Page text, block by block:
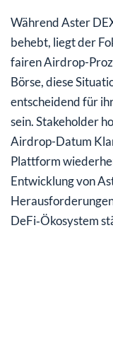
Während Aster
behebt, liegt der
fairen Airdrop-
Börse, diese
entscheidend für
sein. Stakeholder
Airdrop-Datum
Plattform
Entwicklung von
DeFi‑Ökosystem